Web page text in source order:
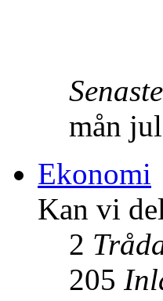
mån
Ekonomi
Kan vi
2
205